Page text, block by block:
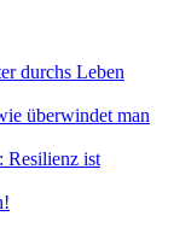
durchs Leben
überwindet man
Resilienz ist